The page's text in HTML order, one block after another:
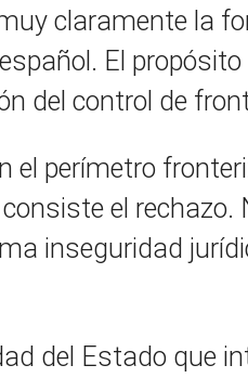
claramente la
El propósito
del control de
el perímetro
el rechazo.
inseguridad
del Estado que